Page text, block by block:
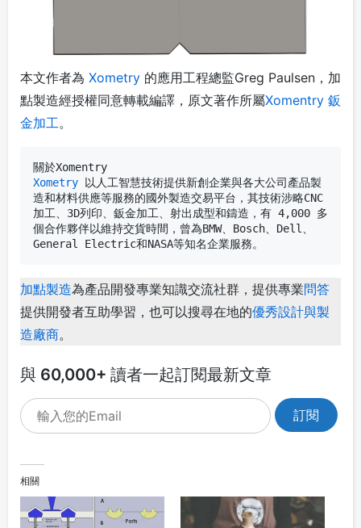
本文作者為 Xometry 的應用工程總監Greg Paulsen，加
點製造經授權同意轉載編譯，原文著作所屬Xomentry 鈑
金加工。
關於Xomentry
Xometry 以人工智慧技術提供新創企業與各大公司產品製
造和材料供應等服務的國外製造交易平台，其技術涉略CNC
加工、3D列印、鈑金加工、射出成型和鑄造，有 4,000 多
個合作夥伴以維持交貨時間，曾為BMW、Bosch、Dell、
General Electric和NASA等知名企業服務。
加點製造為產品開發專業知識交流社群，提供專業問答
提供開發者互助學習，也可以搜尋在地的優秀設計與製
造廠商。
與 60,000+ 讀者一起訂閱最新文章
相關